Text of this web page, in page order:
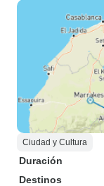
Ciudad y Cultura
Duración
Destinos